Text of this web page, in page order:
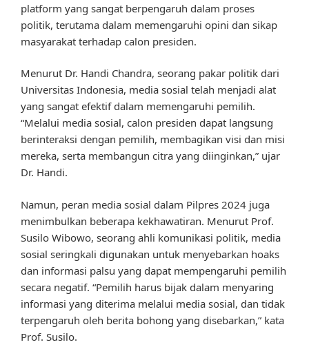
platform yang sangat berpengaruh dalam proses
politik, terutama dalam memengaruhi opini dan sikap
masyarakat terhadap calon presiden.
Menurut Dr. Handi Chandra, seorang pakar politik dari
Universitas Indonesia, media sosial telah menjadi alat
yang sangat efektif dalam memengaruhi pemilih.
“Melalui media sosial, calon presiden dapat langsung
berinteraksi dengan pemilih, membagikan visi dan misi
mereka, serta membangun citra yang diinginkan,” ujar
Dr. Handi.
Namun, peran media sosial dalam Pilpres 2024 juga
menimbulkan beberapa kekhawatiran. Menurut Prof.
Susilo Wibowo, seorang ahli komunikasi politik, media
sosial seringkali digunakan untuk menyebarkan hoaks
dan informasi palsu yang dapat mempengaruhi pemilih
secara negatif. “Pemilih harus bijak dalam menyaring
informasi yang diterima melalui media sosial, dan tidak
terpengaruh oleh berita bohong yang disebarkan,” kata
Prof. Susilo.